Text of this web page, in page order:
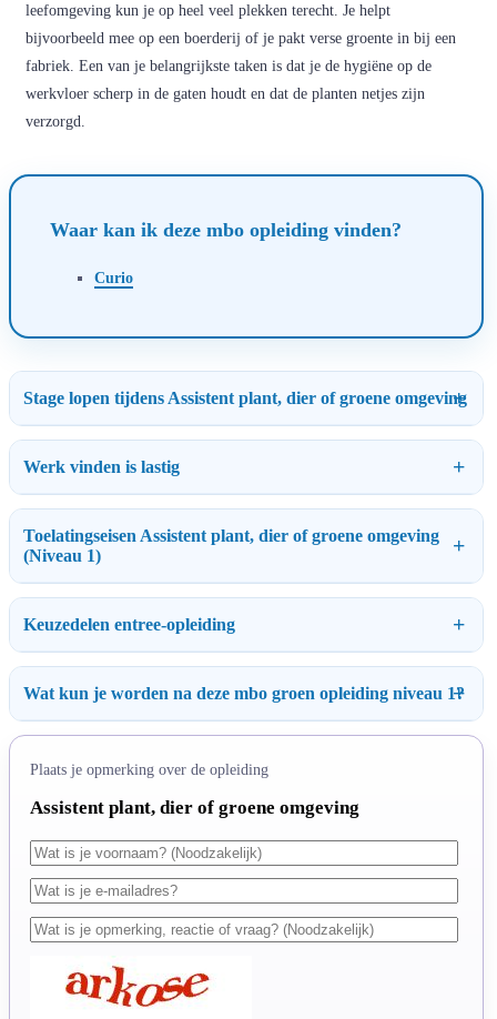
leefomgeving kun je op heel veel plekken terecht. Je helpt
bijvoorbeeld mee op een boerderij of je pakt verse groente in bij een
fabriek. Een van je belangrijkste taken is dat je de hygiëne op de
werkvloer scherp in de gaten houdt en dat de planten netjes zijn
verzorgd.
Waar kan ik deze mbo opleiding vinden?
Curio
Stage lopen tijdens Assistent plant, dier of groene omgeving
Werk vinden is lastig
Toelatingseisen Assistent plant, dier of groene omgeving
(Niveau 1)
Keuzedelen entree-opleiding
Wat kun je worden na deze mbo groen opleiding niveau 1?
Plaats je opmerking over de opleiding
Assistent plant, dier of groene omgeving